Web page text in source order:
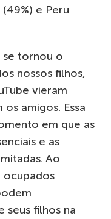
e Peru
se tornou o
nossos filhos,
vieram
amigos. Essa
em que as
e as
Ao
ocupados
seus filhos na